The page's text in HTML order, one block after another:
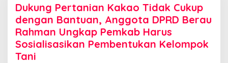
Kakao
Tidak
Cukup
dengan
Bantuan,
Dukung Pertanian Kakao Tidak Cukup
dengan Bantuan, Anggota DPRD Berau
Rahman Ungkap Pemkab Harus
Sosialisasikan Pembentukan Kelompok
Tani